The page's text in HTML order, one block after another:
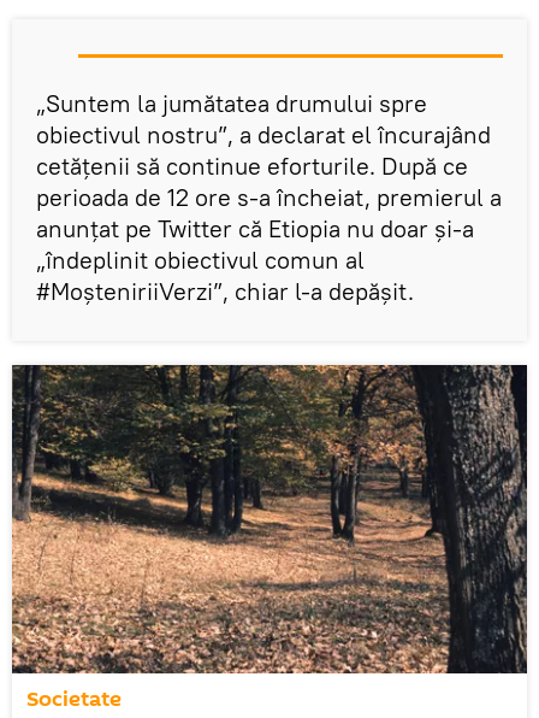
„Suntem la jumătatea drumului spre
obiectivul nostru”, a declarat el încurajând
cetăţenii să continue eforturile. După ce
perioada de 12 ore s-a încheiat, premierul a
anunţat pe Twitter că Etiopia nu doar şi-a
„îndeplinit obiectivul comun al
#MoşteniriiVerzi”, chiar l-a depăşit.
Societate